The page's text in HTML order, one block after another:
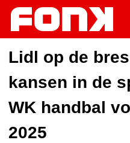
Lidl op de
kansen in de
WK handbal
2025